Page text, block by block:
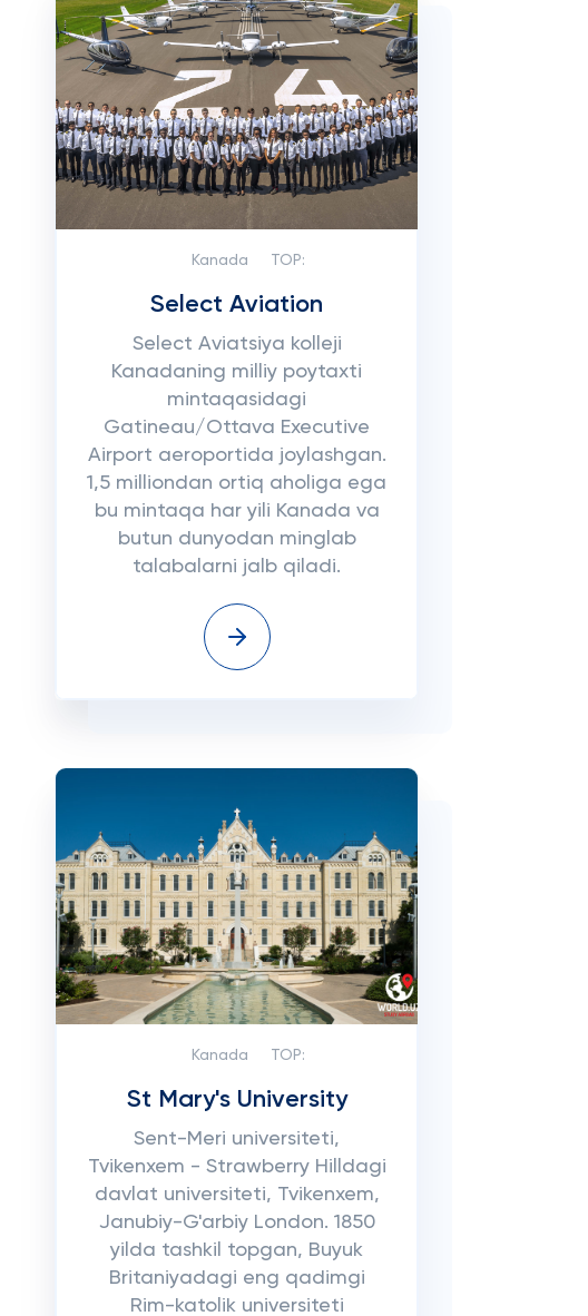
Kanada TOP:
Select Aviation
Select Aviatsiya kolleji
Kanadaning milliy poytaxti
mintaqasidagi
Gatineau/Ottava Executive
Airport aeroportida joylashgan.
1,5 milliondan ortiq aholiga ega
bu mintaqa har yili Kanada va
butun dunyodan minglab
talabalarni jalb qiladi.
Kanada TOP:
St Mary's University
Sent-Meri universiteti,
Tvikenxem - Strawberry Hilldagi
davlat universiteti, Tvikenxem,
Janubiy-G'arbiy London. 1850
yilda tashkil topgan, Buyuk
Britaniyadagi eng qadimgi
Rim-katolik universiteti